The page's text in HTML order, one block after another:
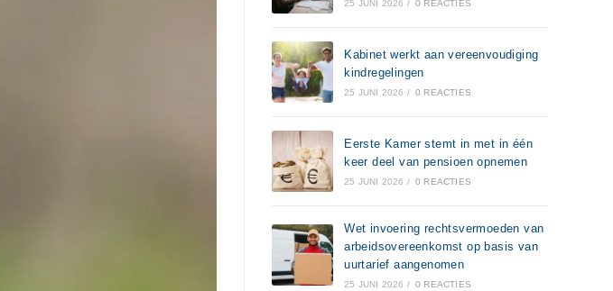
25 JUNI 2026 / 0 REACTIES
Kabinet werkt aan vereenvoudiging
kindregelingen
25 JUNI 2026 / 0 REACTIES
Eerste Kamer stemt in met in één
keer deel van pensioen opnemen
25 JUNI 2026 / 0 REACTIES
Wet invoering rechtsvermoeden van
arbeidsovereenkomst op basis van
uurtarief aangenomen
25 JUNI 2026 / 0 REACTIES